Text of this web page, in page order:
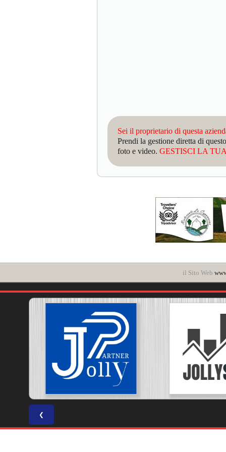
Sei il proprietario di questa
Prendi la gestione diretta di
foto e video. GESTISCI LA
il Sito Web
❮